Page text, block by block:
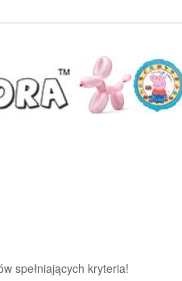
spełniających kryteria!